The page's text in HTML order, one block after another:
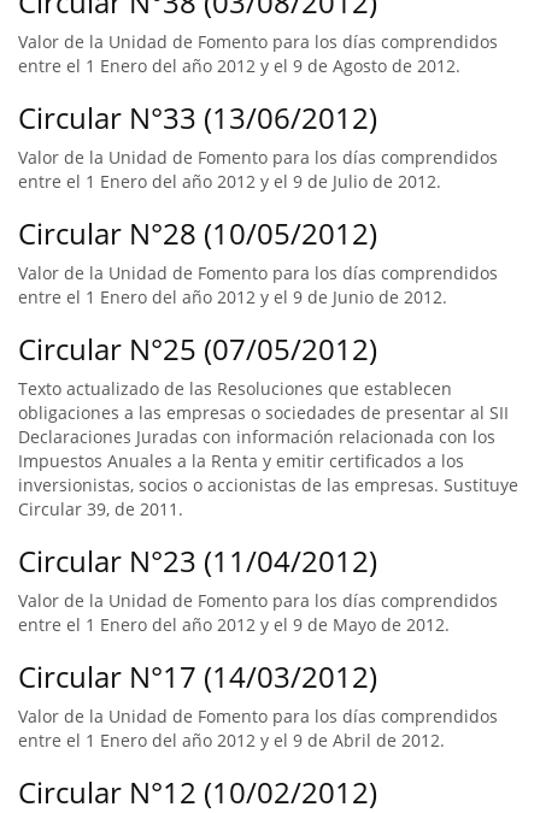
Valor de la Unidad de Fomento para los días comprendidos
entre el 1 Enero del año 2012 y el 9 de Agosto de 2012.
Circular N°33 (13/06/2012)
Valor de la Unidad de Fomento para los días comprendidos
entre el 1 Enero del año 2012 y el 9 de Julio de 2012.
Circular N°28 (10/05/2012)
Valor de la Unidad de Fomento para los días comprendidos
entre el 1 Enero del año 2012 y el 9 de Junio de 2012.
Circular N°25 (07/05/2012)
Texto actualizado de las Resoluciones que establecen
obligaciones a las empresas o sociedades de presentar al SII
Declaraciones Juradas con información relacionada con los
Impuestos Anuales a la Renta y emitir certificados a los
inversionistas, socios o accionistas de las empresas. Sustituye
Circular 39, de 2011.
Circular N°23 (11/04/2012)
Valor de la Unidad de Fomento para los días comprendidos
entre el 1 Enero del año 2012 y el 9 de Mayo de 2012.
Circular N°17 (14/03/2012)
Valor de la Unidad de Fomento para los días comprendidos
entre el 1 Enero del año 2012 y el 9 de Abril de 2012.
Circular N°12 (10/02/2012)